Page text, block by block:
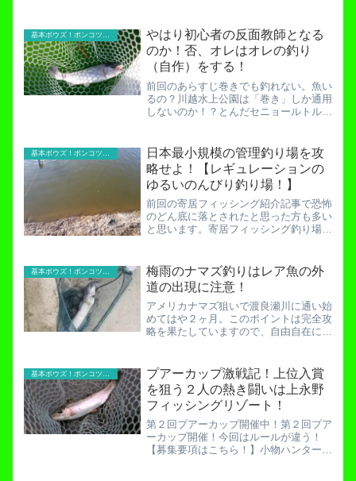
号池のヤマメを自作ルアー「ぴより～な
１号＆２号」が強襲！４号...
基本ボウズ！ポンコツ実践記
やはり初心者の反面教師となる
のか！否、オレはオレの釣り
（自作）をする！
前回のあらすじ巻きでも釣れない。魚い
るの？川越水上公園は「巻き」しか通用
しないのか！？とんだセニョールトルネ
き」での釣りです。だって、指で「巻い
ている」ではありませんか...
日本最小規模の管理釣り場を攻
略せよ！【レギュレーションの
ゆるいのんびり釣り場！】
前回の寄居フィッシング紹介記事で恐怖
のどん底に落とされたと思った方も多い
と思います。寄居フィッシング釣り場案
今回はそんな寄居フィッシングでの実戦
記です。日本最小規模の管...
梅雨のナマズ釣りはレア魚の外
道の出現に注意！
アメリカナマズ狙いで渡良瀬川に通い始
めてはや２ヶ月。このポイントは完全攻
略を果たしていますので、自由自在に釣
トで完全勝利！誰かは。私は誰かが釣っ
たいらない魚を頂戴すれば...
プアーカップ激戦記！上位入賞
を狙う２人の熱き闘いは上永野
フィッシングリゾート！
第２回プアーカップ開催中！第２回プア
ーカップ開催！今回はルールが違う！
【募集要項はこちら！】小物ハンターの